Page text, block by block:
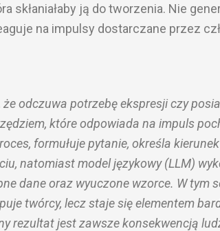
skłaniałaby ją do tworzenia. Nie
na impulsy dostarczane przez
odczuwa potrzebę ekspresji czy
które odpowiada na impuls
formułuje pytanie, określa
natomiast model językowy (LLM)
dane oraz wyuczone wzorce. W tym
twórcy, lecz staje się elementem
rezultat jest zawsze konsekwencją